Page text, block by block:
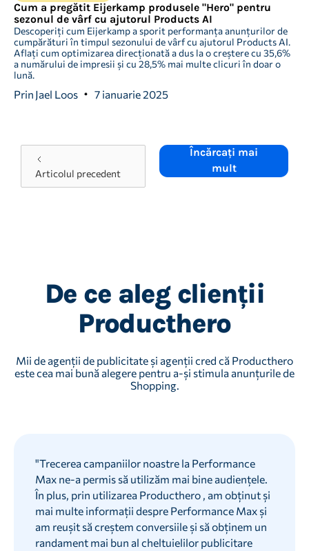
Cum a pregătit Eijerkamp produsele "Hero" pentru
sezonul de vârf cu ajutorul Products AI
Descoperiți cum Eijerkamp a sporit performanța anunțurilor de
cumpărături în timpul sezonului de vârf cu ajutorul Products AI.
Aflați cum optimizarea direcționată a dus la o creștere cu 35,6%
a numărului de impresii și cu 28,5% mai multe clicuri în doar o
lună.
Prin Jael Loos 7 ianuarie 2025
Articolul precedent
Încărcați mai
mult
De ce aleg clienții
Producthero
Mii de agenții de publicitate și agenții cred că Producthero
este cea mai bună alegere pentru a-și stimula anunțurile de
Shopping.
"Trecerea campaniilor noastre la Performance
Max ne-a permis să utilizăm mai bine audiențele.
În plus, prin utilizarea Producthero , am obținut și
mai multe informații despre Performance Max și
am reușit să creștem conversiile și să obținem un
randament mai bun al cheltuielilor publicitare